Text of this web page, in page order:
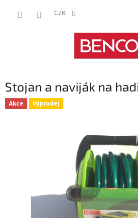
CZK
Stojan a naviják na
Akce Výprodej